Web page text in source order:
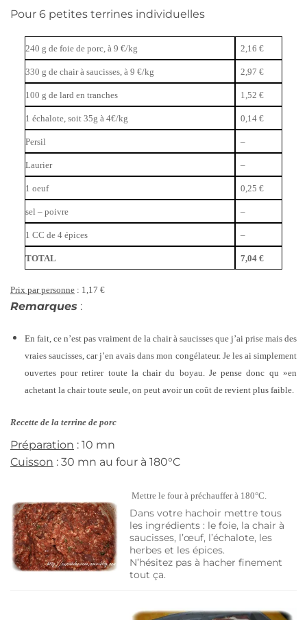
Pour 6 petites terrines individuelles
240 g de foie de porc, à 9 €/kg 2,16 €
330 g de chair à saucisses, à 9 €/kg 2,97 €
100 g de lard en tranches 1,52 €
1 échalote, soit 35g à 4€/kg 0,14 €
Persil –
Laurier –
1 oeuf 0,25 €
sel – poivre –
1 CC de 4 épices –
TOTAL 7,04 €
Prix par personne : 1,17 €
Remarques :
En fait, ce n’est pas vraiment de la chair à saucisses que j’ai prise mais des
vraies saucisses, car j’en avais dans mon congélateur. Je les ai simplement
ouvertes pour retirer toute la chair du boyau. Je pense donc qu »en
achetant la chair toute seule, on peut avoir un coût de revient plus faible.
Recette de la terrine de porc
Préparation : 10 mn
Cuisson : 30 mn au four à 180°C
Mettre le four à préchauffer à 180°C.
Dans votre hachoir mettre tous
les ingrédients : le foie, la chair à
saucisses, l’œuf, l’échalote, les
herbes et les épices.
N’hésitez pas à hacher finement
tout ça.